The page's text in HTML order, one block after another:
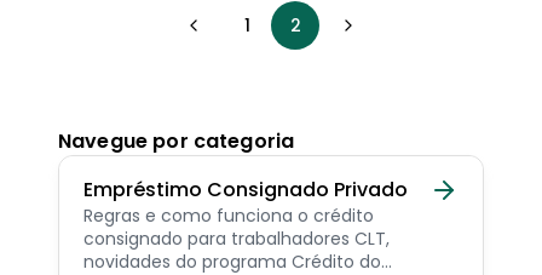
1 2
Navegue por categoria
Empréstimo Consignado Privado
Regras e como funciona o crédito
consignado para trabalhadores CLT,
novidades do programa Crédito do